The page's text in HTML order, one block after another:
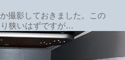
撮影しておきました。この
狭いはずですが…